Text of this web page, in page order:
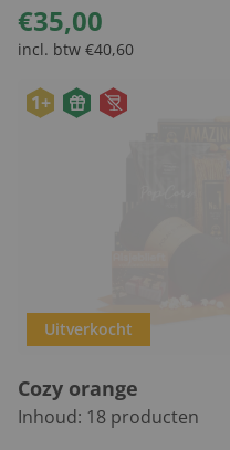
€35,00
incl. btw €40,60
1+
Uitverkocht
Cozy orange
Inhoud: 18 producten